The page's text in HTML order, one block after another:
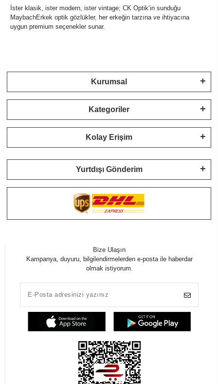
İster klasik, ister modern, ister vintage; CK Optik’in sunduğu
MaybachErkek optik gözlükler, her erkeğin tarzına ve ihtiyacına
uygun premium seçenekler sunar.
Kurumsal
Kategoriler
Kolay Erişim
Yurtdışı Gönderim
Bize Ulaşın
Kampanya, duyuru, bilgilendirmelerden e-posta ile haberdar
olmak istiyorum.